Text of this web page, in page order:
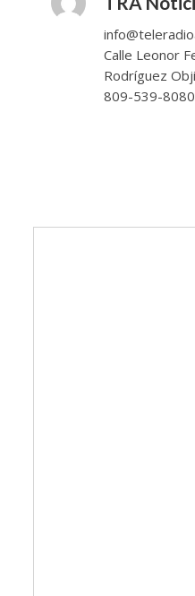
Calle Leonor
Rodríguez
809-539-8080